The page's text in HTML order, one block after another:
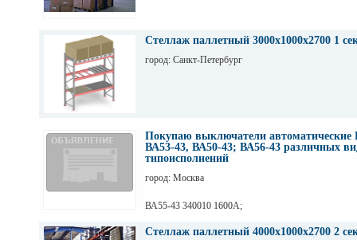
Стеллаж паллетный 3000х1000х2700 1
город: Санкт-Петербург
Покупаю выключатели автоматические
ВА53-43, ВА50-43; ВА56-43 различных
типоисполнений
город: Москва
ВА55-43 340010 1600А;
ВА55-43 341830 1600А;
Стеллаж паллетный 4000х1000х2700 2